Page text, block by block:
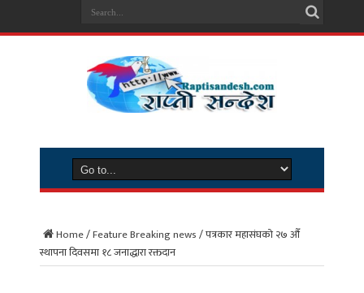
Home/Feature Breaking news/पत्रकार महासंघको २७ औँ
स्थापना दिवसमा १८ जनाद्धारा रक्तदान